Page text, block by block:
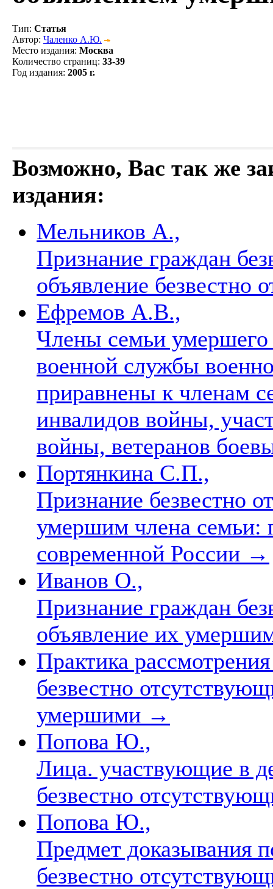
Тип: Статья
Автор: Чаленко А.Ю.
Место издания: Москва
Количество страниц: 33-39
Год издания: 2005 г.
Возможно, Вас так же
издания:
Мельников А.,
Признание граждан
объявление
Ефремов А.В.,
Члены семьи умершего
военной службы
приравнены к членам
инвалидов войны,
войны, ветеранов
Портянкина С.П.,
Признание безвестно
умершим члена семьи:
современной России →
Иванов О.,
Признание граждан
объявление их
Практика
безвестно
умершими →
Попова Ю.,
Лица. участвующие в
безвестно
Попова Ю.,
Предмет доказывания
безвестно